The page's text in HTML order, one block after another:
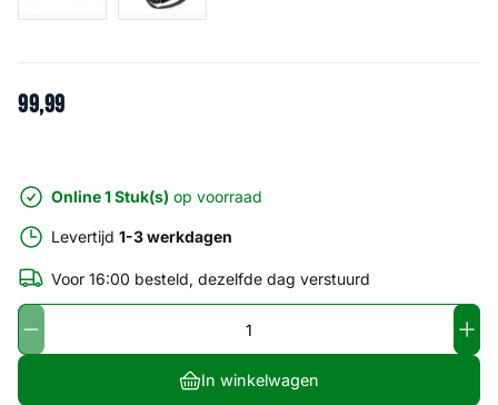
99,99
Online 1 Stuk(s) op voorraad
Levertijd 1-3 werkdagen
Voor 16:00 besteld, dezelfde dag verstuurd
In winkelwagen